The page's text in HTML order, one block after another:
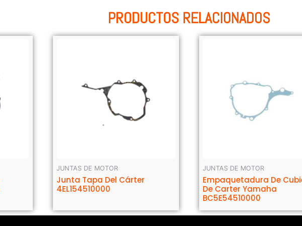
PRODUCTOS RELACIONADOS
JUNTAS DE MOTOR
Junta Tapa Del Cárter
4EL154510000
JUNTAS DE MOTOR
Empaquetadura De
De Carter Yamaha
BC5E54510000